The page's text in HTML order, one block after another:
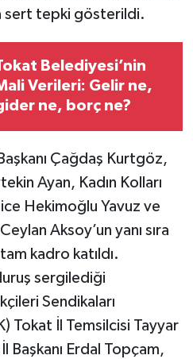
sert tepki gösterildi.
Belediyesi’nin
Verileri: Gelir ne,
ne, borç ne?
Çağdaş Kurtgöz,
Ayan, Kadın Kolları
Hekimoğlu Yavuz ve
Aksoy’un yanı sıra
kadro katıldı.
sergilediği
Sendikaları
Tokat İl Temsilcisi Tayyar
Başkanı Erdal Topçam,